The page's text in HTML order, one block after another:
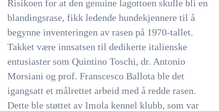
Risikoen for at den genuine lagottoen skulle bli en
blandingsrase, fikk ledende hundekjennere til å
begynne inventeringen av rasen på 1970-tallet.
Takket være innsatsen til dedikerte italienske
entusiaster som Quintino Toschi, dr. Antonio
Morsiani og prof. Franscesco Ballota ble det
igangsatt et målrettet arbeid med å redde rasen.
Dette ble støttet av Imola kennel klubb, som var